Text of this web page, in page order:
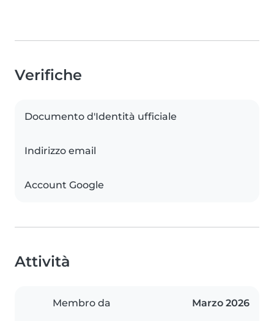
Verifiche
Documento d'Identità ufficiale
Indirizzo email
Account Google
Attività
Membro da Marzo 2026